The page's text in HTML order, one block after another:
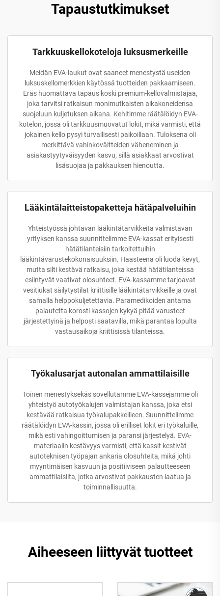
Tapaustutkimukset
Tarkkuuskellokoteloja luksusmerkeille
Meidän EVA-laukut ovat saaneet menestystä useiden
luksuskellomerkkien käytössä tuotteiden pakkaamiseen.
Eräs huomattava tapaus koski premium-kellovalmistajaa,
joka tarvitsi ratkaisun monimutkaisten aikakoneidensa
suojeluun kuljetuksen aikana. Kehitimme räätälöidyn EVA-
kotelon, jossa oli tarkkuusmuovatut lokit, mikä varmisti, että
jokainen kello pysyi turvallisesti paikoillaan. Tuloksena oli
merkittävä vahinkoväitteiden väheneminen ja
asiakastyytyväisyyden kasvu, sillä asiakkaat arvostivat
lisäsuojaa ja pakkauksen hienoutta.
Lääkintälaitteistopaketteja hätäpalveluihin
Yhteistyössä johtavan lääkintätarvikkeita valmistavan
yrityksen kanssa suunnittelimme EVA-kassat erityisesti
hätätilanteisiin tarkoitettuihin
lääkintävarustekokonaisuuksiin. Haasteena oli luoda kevyt,
mutta silti kestävä ratkaisu, joka kestää hätätilanteissa
esiintyvät vaativat olosuhteet. EVA-kassamme tarjoavat
vesitiukat säilytystilat kriittisille lääkintätarvikkeille ja ovat
samalla helppokuljetettavia. Paramedikoiden antama
palautetta korosti kassojen kykyä pitää varusteet
järjestettyinä ja helposti saatavilla, mikä parantaa lopulta
vastausaikoja kriittisissä tilanteissa.
Työkalusarjat autonalan ammattilaisille
Toinen menestyksekäs sovellutamme EVA-kassejamme oli
yhteistyö autotyökalujen valmistajan kanssa, joka etsi
kestävää ratkaisua työkalupakkeilleen. Suunnittelimme
räätälöidyn EVA-kassin, jossa oli erilliset lokit eri työkaluille,
mikä esti vahingoittumisen ja paransi järjestelyä. EVA-
materiaalin kestävyys varmisti, että kassit kestivät
autoteknisen työpajan ankaria olosuhteita, mikä johti
myyntimäisen kasvuun ja positiiviseen palautteeseen
ammattilaisilta, jotka arvostivat pakkausten laatua ja
toiminnallisuutta.
Aiheeseen liittyvät tuotteet